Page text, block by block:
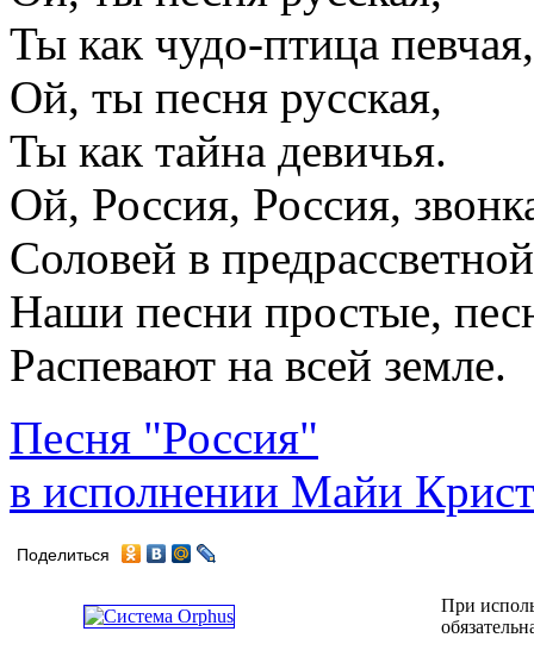
Ты как чудо-птица певчая,
Ой, ты песня русская,
Ты как тайна девичья.
Ой, Россия, Россия,
Соловей в
Наши песни простые,
Распевают на всей земле.
Песня "Россия"
в исполнении Майи
Поделиться
При